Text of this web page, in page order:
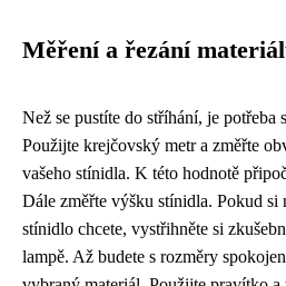
Měření a řezání
Než se pustíte do stříhání, je potřeba
Použijte krejčovský metr a změřte
vašeho stínidla. K této hodnotě
Dále změřte výšku stínidla. Pokud si
stínidlo chcete, vystřihněte si
lampě. Až budete s rozměry